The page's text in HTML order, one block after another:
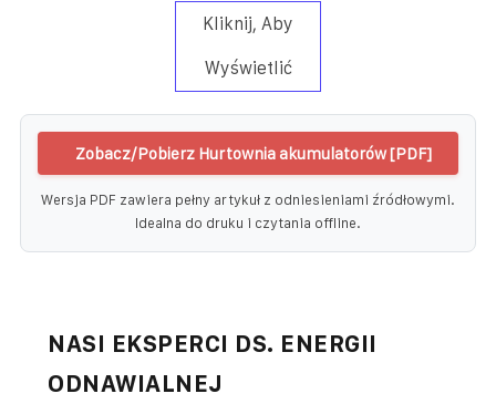
Kliknij, Aby
Wyświetlić
Zobacz/Pobierz Hurtownia akumulatorów [PDF]
Wersja PDF zawiera pełny artykuł z odniesieniami źródłowymi.
Idealna do druku i czytania offline.
NASI EKSPERCI DS. ENERGII
ODNAWIALNEJ